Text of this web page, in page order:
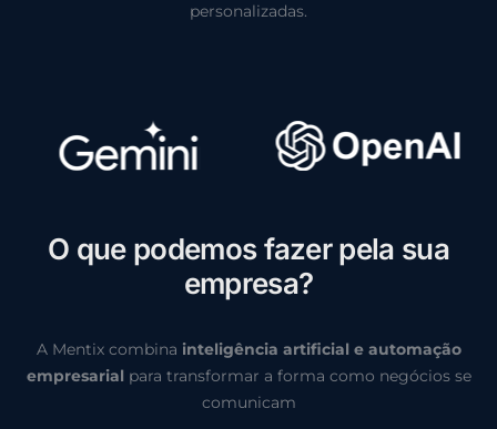
personalizadas.
O que podemos fazer pela sua
empresa?
A Mentix combina inteligência artificial e automação
empresarial para transformar a forma como negócios se
comunicam